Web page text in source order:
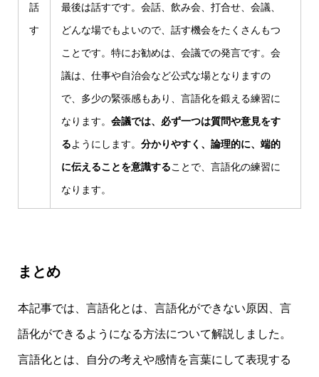
話
す
最後は話すです。会話、飲み会、打合せ、会議、
どんな場でもよいので、話す機会をたくさんもつ
ことです。特にお勧めは、会議での発言です。会
議は、仕事や自治会など公式な場となりますの
で、多少の緊張感もあり、言語化を鍛える練習に
なります。 会議では、必ず一つは質問や意見をす
るようにします。 分かりやすく、論理的に、端的
に伝えることを意識することで、言語化の練習に
なります。
まとめ
本記事では、言語化とは、言語化ができない原因、言
語化ができるようになる方法について解説しました。
言語化とは、自分の考えや感情を言葉にして表現する